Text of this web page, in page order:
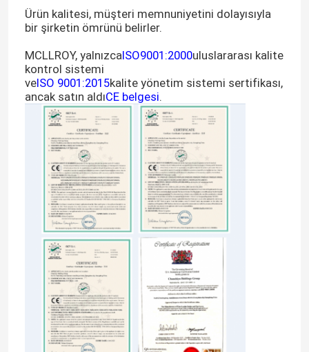
Ürün kalitesi, müşteri memnuniyetini dolayısıyla
bir şirketin ömrünü belirler.
MCLLROY, yalnızcaISO9001:2000uluslararası kalite
kontrol sistemi
veISO 9001:2015kalite yönetim sistemi sertifikası,
ancak satın aldıCE belgesi.